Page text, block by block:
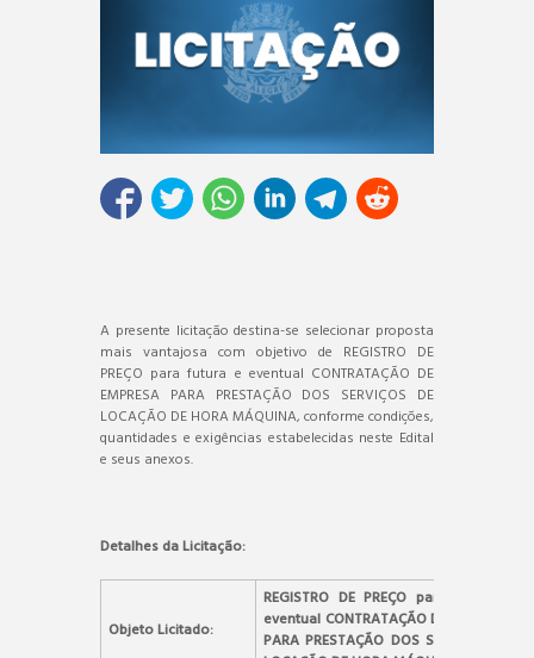
A presente licitação destina-se selecionar proposta
mais vantajosa com objetivo de REGISTRO DE
PREÇO para futura e eventual CONTRATAÇÃO DE
EMPRESA PARA PRESTAÇÃO DOS SERVIÇOS DE
LOCAÇÃO DE HORA MÁQUINA, conforme condições,
quantidades e exigências estabelecidas neste Edital
e seus anexos.
Detalhes da Licitação:
Objeto Licitado:
REGISTRO DE PREÇO para futura e
eventual CONTRATAÇÃO DE EMPRESA
PARA PRESTAÇÃO DOS SERVIÇOS DE